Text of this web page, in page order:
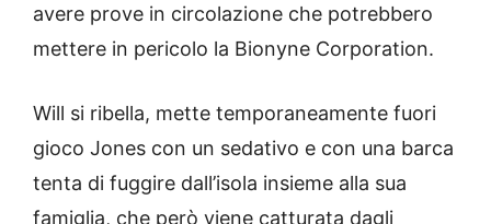
avere prove in circolazione che potrebbero
mettere in pericolo la Bionyne Corporation.
Will si ribella, mette temporaneamente fuori
gioco Jones con un sedativo e con una barca
tenta di fuggire dall’isola insieme alla sua
famiglia, che però viene catturata dagli